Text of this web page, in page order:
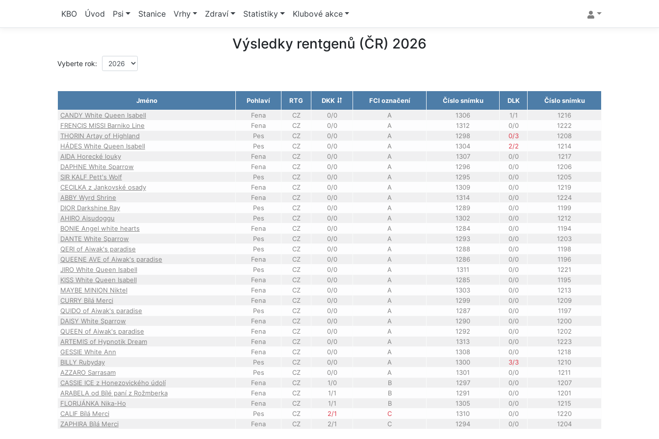
KBO Úvod Psi Stanice Vrhy Zdraví Statistiky Klubové akce
Výsledky rentgenů (ČR) 2026
Vyberte rok:
Jméno Pohlaví RTG DKK FCI označení Číslo snímku DLK
Číslo snímku
CANDY White Queen Isabell
Fena CZ 0/0 A 1306 1/1
1216
FRENCIS MISSI Barniko Line
Fena CZ 0/0 A 1312 0/0
1222
THORIN Artay of Highland
Pes CZ 0/0 A 1298 0/3
1208
HÁDES White Queen Isabell
Pes CZ 0/0 A 1304 2/2
1214
AIDA Horecké louky
Fena CZ 0/0 A 1307 0/0
1217
DAPHNE White Sparrow
Fena CZ 0/0 A 1296 0/0
1206
SIR KALF Pett's Wolf
Pes CZ 0/0 A 1295 0/0
1205
CECILKA z Jankovské osady
Fena CZ 0/0 A 1309 0/0
1219
ABBY Wyrd Shrine
Fena CZ 0/0 A 1314 0/0
1224
DIOR Darkshine Ray
Pes CZ 0/0 A 1289 0/0
1199
AHIRO Aisudoggu
Pes CZ 0/0 A 1302 0/0
1212
BONIE Angel white hearts
Fena CZ 0/0 A 1284 0/0
1194
DANTE White Sparrow
Pes CZ 0/0 A 1293 0/0
1203
QERI of Aiwak's paradise
Pes CZ 0/0 A 1288 0/0
1198
QUEENE AVE of Aiwak's paradise
Fena CZ 0/0 A 1286 0/0
1196
JIRO White Queen Isabell
Pes CZ 0/0 A 1311 0/0
1221
KISS White Queen Isabell
Fena CZ 0/0 A 1285 0/0
1195
MAYBE MINION Niktel
Fena CZ 0/0 A 1303 0/0
1213
CURRY Bílá Merci
Fena CZ 0/0 A 1299 0/0
1209
QUIDO of Aiwak's paradise
Pes CZ 0/0 A 1287 0/0
1197
DAISY White Sparrow
Fena CZ 0/0 A 1290 0/0
1200
QUEEN of Aiwak's paradise
Fena CZ 0/0 A 1292 0/0
1202
ARTEMIS of Hypnotik Dream
Fena CZ 0/0 A 1313 0/0
1223
GESSIE White Ann
Fena CZ 0/0 A 1308 0/0
1218
BILLY Rubyday
Pes CZ 0/0 A 1300 3/3
1210
AZZARO Sarrasam
Pes CZ 0/0 A 1301 0/0
1211
CASSIE ICE z Honezovického údolí
Fena CZ 1/0 B 1297 0/0
1207
ARABELA od Bílé paní z Rožmberka
Fena CZ 1/1 B 1291 0/0
1201
FLORIJÁNKA Nika-Ho
Fena CZ 1/1 B 1305 0/0
1215
CALIF Bílá Merci
Pes CZ 2/1 C 1310 0/0
1220
ZAPHIRA Bílá Merci
Fena CZ 2/1 C 1294 0/0 1204